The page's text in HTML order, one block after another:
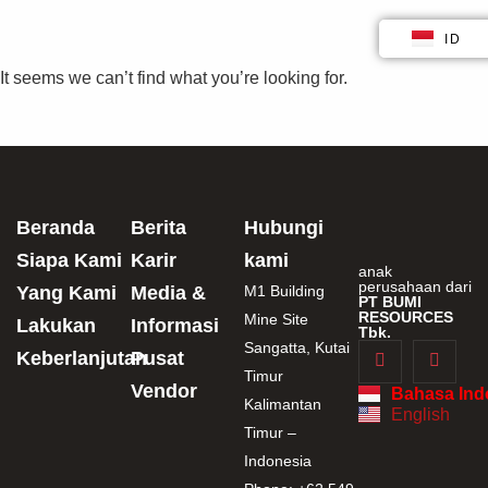
It seems we can’t find what you’re looking for.
anak
perusahaan dari
PT BUMI
RESOURCES
Tbk.
Bahasa
English
Beranda
Siapa Kami
Yang Kami
Lakukan
Keberlanjutan
Berita
Karir
Media &
Informasi
Pusat
Vendor
Hubungi
kami
M1 Building
Mine Site
Sangatta, Kutai
Timur
Kalimantan
Timur –
Indonesia
ID
EN